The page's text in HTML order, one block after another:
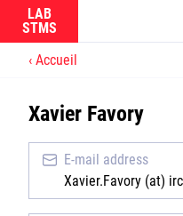
LAB
La recherche
Actualités
Accueil
Xavier Favory
E-mail address
Xavier.Favory (at)